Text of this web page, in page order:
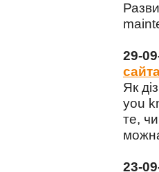
29-
Як
you
те,
23-